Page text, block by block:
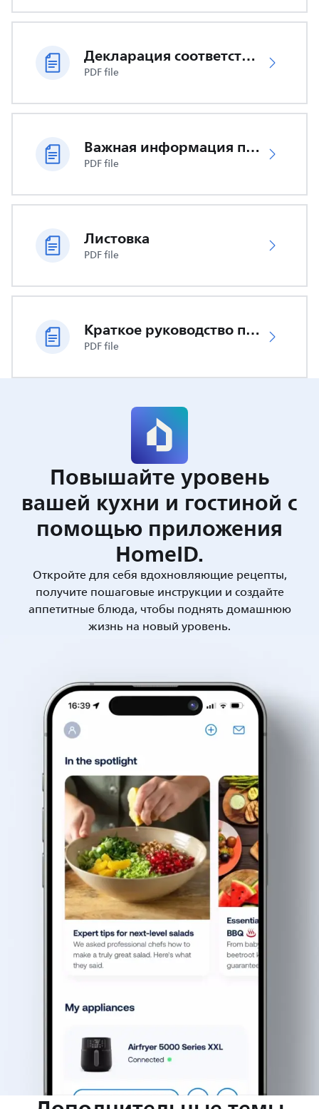
Декларация соответствия ЕС
PDF file
Важная информация по безопасности
PDF file
Листовка
PDF file
Краткое руководство по запуску
PDF file
Повышайте уровень
вашей кухни и гостиной с
помощью приложения
HomeID.
Откройте для себя вдохновляющие рецепты,
получите пошаговые инструкции и создайте
аппетитные блюда, чтобы поднять домашнюю
жизнь на новый уровень.